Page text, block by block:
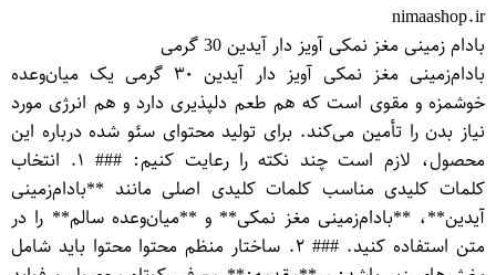
nimaashop.ir
بادام زمینی مغز نمکی آویز دار آیدین 30 گرمی
بادام‌زمینی مغز نمکی آویز دار آیدین ۳۰ گرمی یک میان‌وعده
خوشمزه و مقوی است که هم طعم دلپذیری دارد و هم انرژی مورد
نیاز بدن را تأمین می‌کند. برای تولید محتوای سئو شده درباره این
محصول، لازم است چند نکته را رعایت کنیم: ### ۱. انتخاب
کلمات کلیدی مناسب کلمات کلیدی اصلی مانند **بادام‌زمینی
آیدین**، **بادام‌زمینی مغز نمکی** و **میان‌وعده سالم** را در
متن استفاده کنید. ### ۲. ساختار منظم محتوا محتوا باید شامل